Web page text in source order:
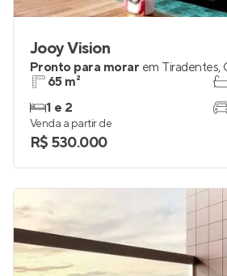
Jooy Vision
Pronto para morar em Tiradentes,
65 m²
1 e 2
Venda a partir de
R$ 530.000